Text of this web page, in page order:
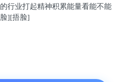
一次。他去了一家创业公司
，很想知道这次他是怎么做
行业打起精神积累能量看能不能
][捂脸]